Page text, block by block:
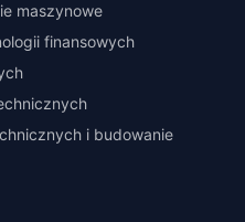
maszynowe
finansowych
i budowanie